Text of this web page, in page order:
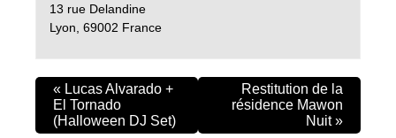
13 rue Delandine
Lyon 69002 France
« Lucas Alvarado +
El Tornado
(Halloween DJ Set)
Restitution de la
résidence Mawon
Nuit»